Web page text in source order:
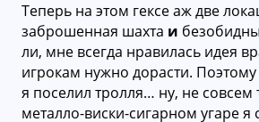
Теперь на этом гексе аж две
заброшенная шахта и
ли, мне всегда нравилась идея
игрокам нужно дорасти.
я поселил тролля… ну, не совсем
металло-виски-сигарном угаре я